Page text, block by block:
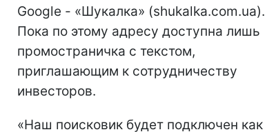
Google - «Шукалка» (shukalka.com.ua).
Пока по этому адресу доступна лишь
промостраничка с текстом,
приглашающим к сотрудничеству
инвесторов.
«Наш поисковик будет подключен как